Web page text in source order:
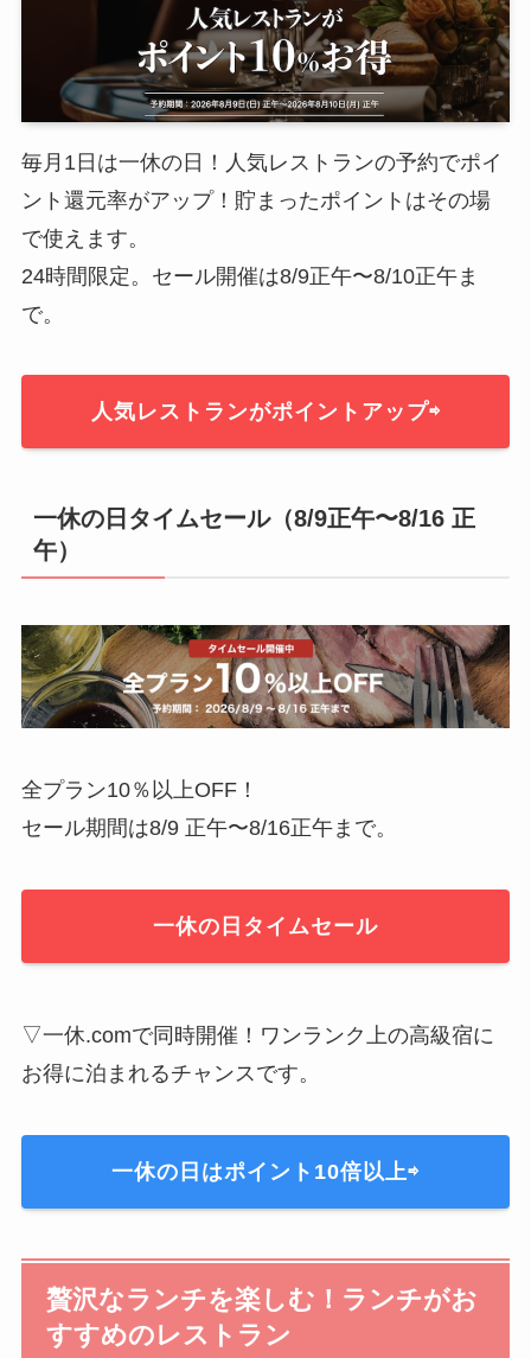
毎月1日は一休の日！人気レストランの予約でポイ
ント還元率がアップ！貯まったポイントはその場
で使えます。
24時間限定。セール開催は8/9正午〜8/10正午ま
で。
人気レストランがポイントアップ⇨
一休の日タイムセール（8/9正午〜8/16 正
午）
全プラン10％以上OFF！
セール期間は8/9 正午〜8/16正午まで。
一休の日タイムセール
▽一休.comで同時開催！ワンランク上の高級宿に
お得に泊まれるチャンスです。
一休の日はポイント10倍以上⇨
贅沢なランチを楽しむ！ランチがお
すすめのレストラン